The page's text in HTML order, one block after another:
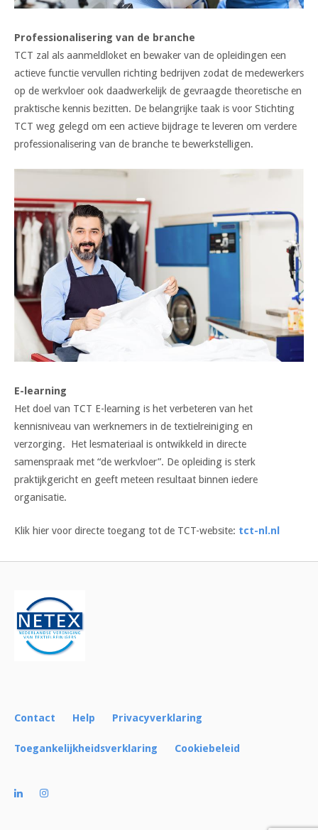
Professionalisering van de branche
TCT zal als aanmeldloket en bewaker van de opleidingen een
actieve functie vervullen richting bedrijven zodat de medewerkers
op de werkvloer ook daadwerkelijk de gevraagde theoretische en
praktische kennis bezitten. De belangrijke taak is voor Stichting
TCT weg gelegd om een actieve bijdrage te leveren om verdere
professionalisering van de branche te bewerkstelligen.
E-learning
Het doel van TCT E-learning is het verbeteren van het
kennisniveau van werknemers in de textielreiniging en
verzorging. Het lesmateriaal is ontwikkeld in directe
samenspraak met “de werkvloer”. De opleiding is sterk
praktijkgericht en geeft meteen resultaat binnen iedere
organisatie.
Klik hier voor directe toegang tot de TCT-website: tct-nl.nl
Contact Help Privacyverklaring
Toegankelijkheidsverklaring Cookiebeleid